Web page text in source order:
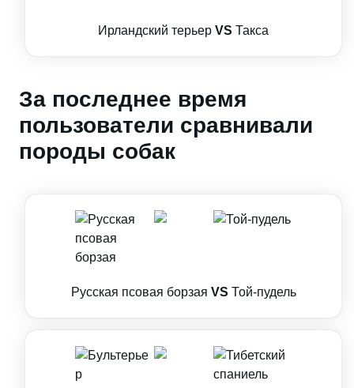
Ирландский терьер VS Такса
За последнее время
пользователи сравнивали
породы собак
Русская псовая борзая VS Той-пудель